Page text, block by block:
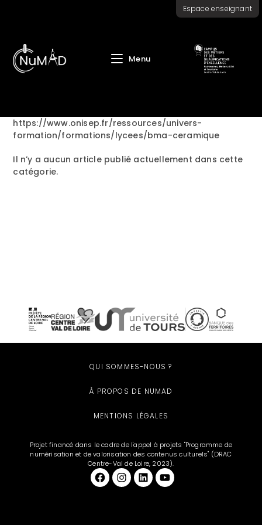
Menu
Espace enseignant
https://www.onisep.fr/ressources/univers-
formation/formations/lycees/bma-ceramique
Il n’y a aucun article publié actuellement dans cette
catégorie.
QUI SOMMES-NOUS ?
À PROPOS DE NUMAD
MENTIONS LÉGALES
Projet financé dans le cadre de l'appel à projets "Programme de
numérisation et de valorisation des contenus culturels" (DRAC
Centre-Val de Loire, 2023).
Facebook et aussi sur Instagram LinkedIn YouTube